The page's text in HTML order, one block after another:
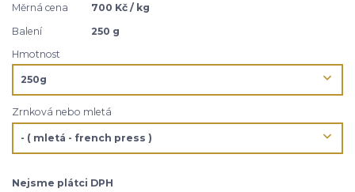
Měrná cena
700 Kč / kg
Balení
250 g
Hmotnost
Zrnková nebo mletá
Nejsme plátci DPH